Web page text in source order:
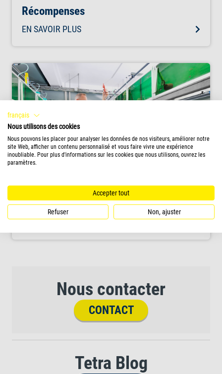
Récompenses
EN SAVOIR PLUS
Développement durable
EN SAVOIR PLUS
Nous contacter
CONTACT
Tetra Blog
français
Nous utilisons des cookies
Nous pouvons les placer pour analyser les données de nos visiteurs, améliorer notre
site Web, afficher un contenu personnalisé et vous faire vivre une expérience
inoubliable. Pour plus d'informations sur les cookies que nous utilisons, ouvrez les
paramètres.
Accepter tout
Refuser Non, ajuster